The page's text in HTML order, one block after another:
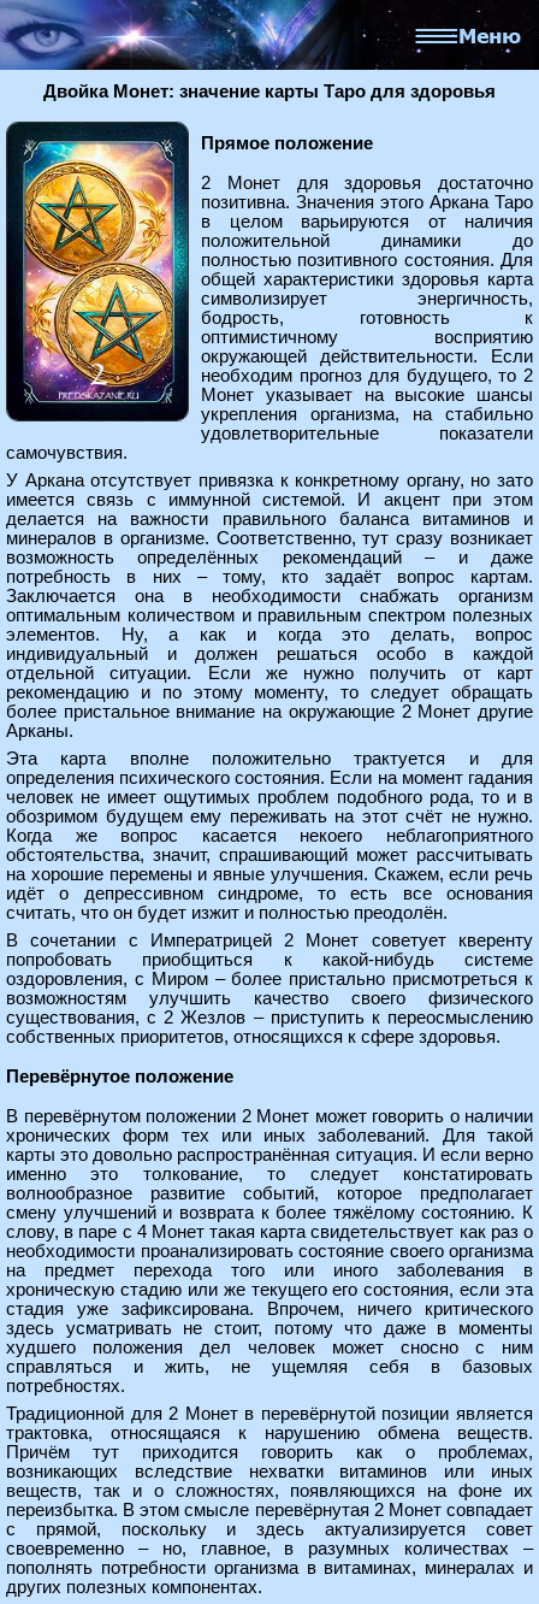
Двойка Монет: значение карты Таро для здоровья
Прямое положение
2 Монет для здоровья достаточно
позитивна. Значения этого Аркана Таро
в целом варьируются от наличия
положительной динамики до
полностью позитивного состояния. Для
общей характеристики здоровья карта
символизирует энергичность,
бодрость, готовность к
оптимистичному восприятию
окружающей действительности. Если
необходим прогноз для будущего, то 2
Монет указывает на высокие шансы
укрепления организма, на стабильно
удовлетворительные показатели
самочувствия.
У Аркана отсутствует привязка к конкретному органу, но зато
имеется связь с иммунной системой. И акцент при этом
делается на важности правильного баланса витаминов и
минералов в организме. Соответственно, тут сразу возникает
возможность определённых рекомендаций – и даже
потребность в них – тому, кто задаёт вопрос картам.
Заключается она в необходимости снабжать организм
оптимальным количеством и правильным спектром полезных
элементов. Ну, а как и когда это делать, вопрос
индивидуальный и должен решаться особо в каждой
отдельной ситуации. Если же нужно получить от карт
рекомендацию и по этому моменту, то следует обращать
более пристальное внимание на окружающие 2 Монет другие
Арканы.
Эта карта вполне положительно трактуется и для
определения психического состояния. Если на момент гадания
человек не имеет ощутимых проблем подобного рода, то и в
обозримом будущем ему переживать на этот счёт не нужно.
Когда же вопрос касается некоего неблагоприятного
обстоятельства, значит, спрашивающий может рассчитывать
на хорошие перемены и явные улучшения. Скажем, если речь
идёт о депрессивном синдроме, то есть все основания
считать, что он будет изжит и полностью преодолён.
В сочетании с Императрицей 2 Монет советует кверенту
попробовать приобщиться к какой-нибудь системе
оздоровления, с Миром – более пристально присмотреться к
возможностям улучшить качество своего физического
существования, с 2 Жезлов – приступить к переосмыслению
собственных приоритетов, относящихся к сфере здоровья.
Перевёрнутое положение
В перевёрнутом положении 2 Монет может говорить о наличии
хронических форм тех или иных заболеваний. Для такой
карты это довольно распространённая ситуация. И если верно
именно это толкование, то следует констатировать
волнообразное развитие событий, которое предполагает
смену улучшений и возврата к более тяжёлому состоянию. К
слову, в паре с 4 Монет такая карта свидетельствует как раз о
необходимости проанализировать состояние своего организма
на предмет перехода того или иного заболевания в
хроническую стадию или же текущего его состояния, если эта
стадия уже зафиксирована. Впрочем, ничего критического
здесь усматривать не стоит, потому что даже в моменты
худшего положения дел человек может сносно с ним
справляться и жить, не ущемляя себя в базовых
потребностях.
Традиционной для 2 Монет в перевёрнутой позиции является
трактовка, относящаяся к нарушению обмена веществ.
Причём тут приходится говорить как о проблемах,
возникающих вследствие нехватки витаминов или иных
веществ, так и о сложностях, появляющихся на фоне их
переизбытка. В этом смысле перевёрнутая 2 Монет совпадает
с прямой, поскольку и здесь актуализируется совет
своевременно – но, главное, в разумных количествах –
пополнять потребности организма в витаминах, минералах и
других полезных компонентах.